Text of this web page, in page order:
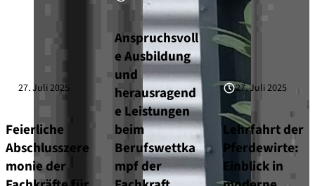
27. Juli 2025
Feierliche
Abschlusszere
monie der
Anspruchsvoll
e Ausbildung
und
herausragend
e Leistungen
beim
Berufswettka
mpf der
27. Juli 2025
Lehrfahrt der
Pferdewirte:
Einblick in